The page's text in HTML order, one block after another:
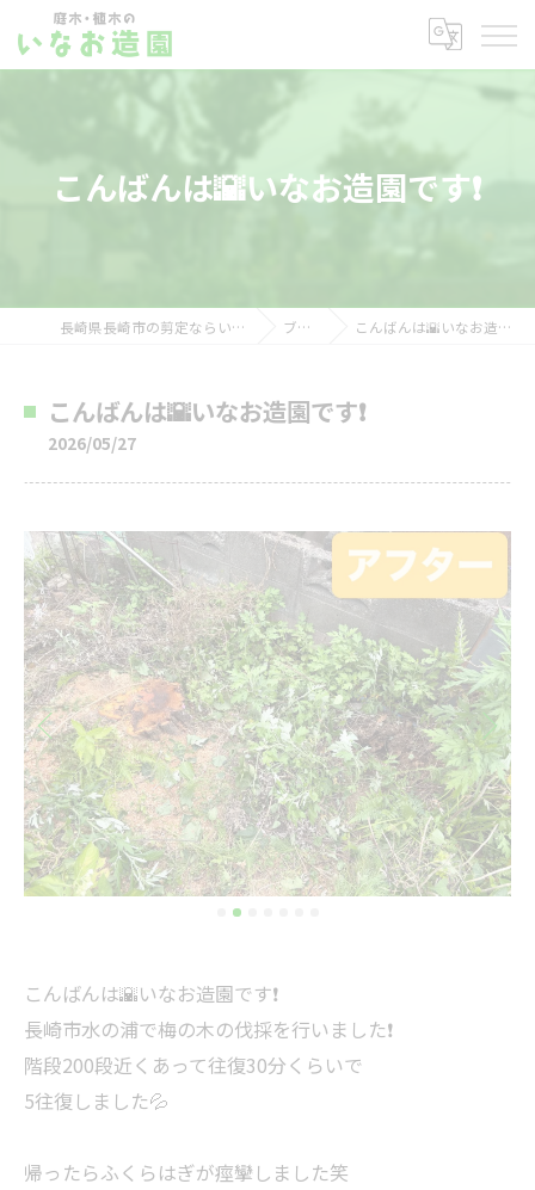
こんばんは🌇いなお造園です❗️
長崎県長崎市の剪定ならいなお造園 ブログ こんばんは🌇いなお造園です❗️
こんばんは🌇いなお造園です❗️
2026/05/27
こんばんは🌇いなお造園です❗️
長崎市水の浦で梅の木の伐採を行いました❗️
階段200段近くあって往復30分くらいで
5往復しました💦
帰ったらふくらはぎが痙攣しました笑